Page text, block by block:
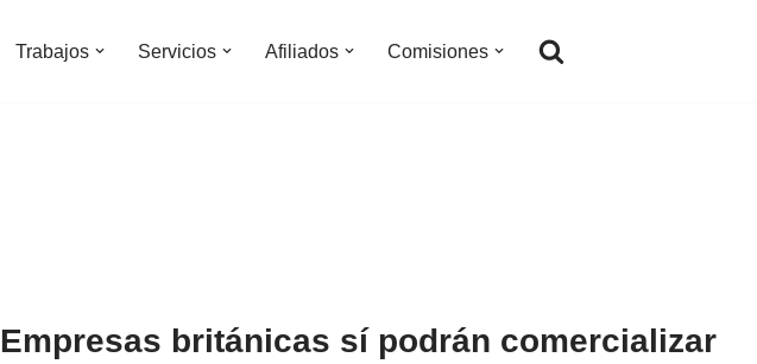
Trabajos Servicios Afiliados Comisiones
Empresas británicas sí podrán comercializar